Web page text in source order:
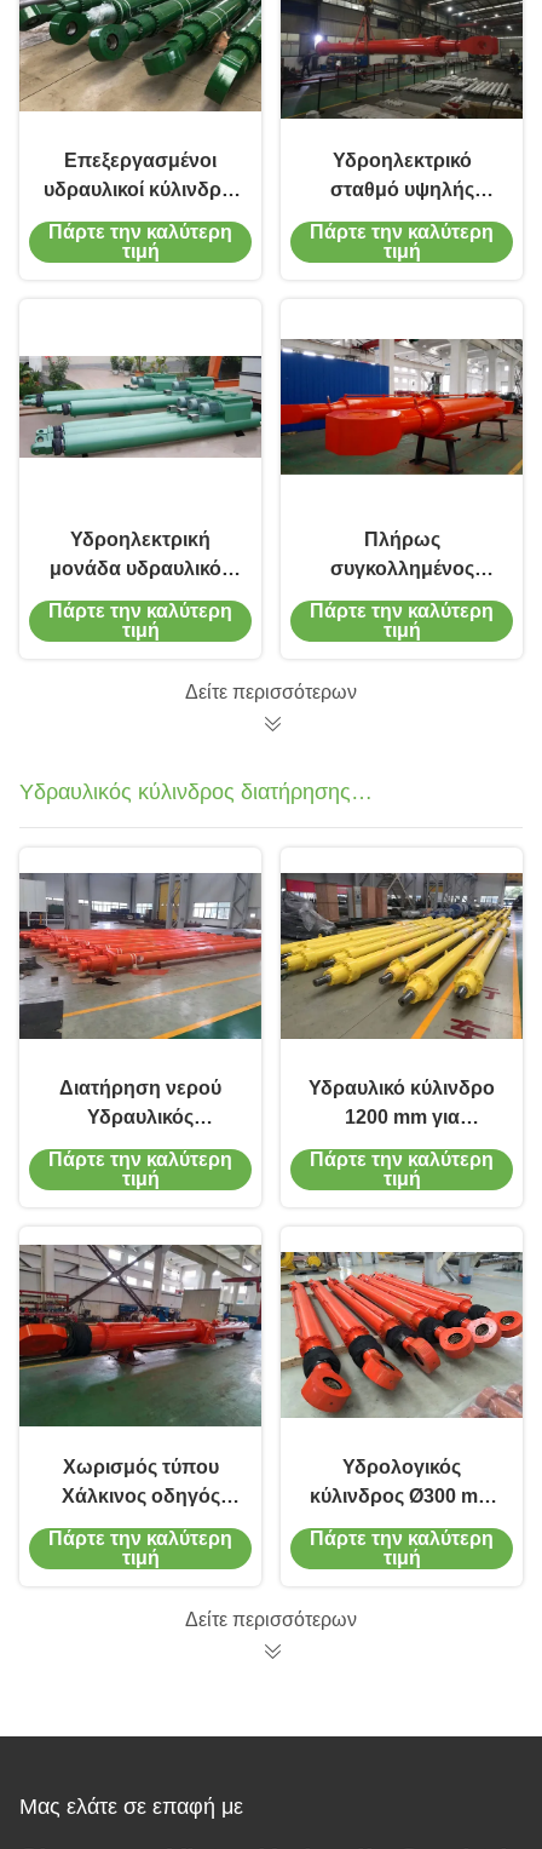
Επεξεργασμένοι
υδραυλικοί κύλινδροι
300 mm χάλυβα
άνθρακα για τον
Πάρτε την καλύτερη
τιμή
Υδροηλεκτρικό
σταθμό υψηλής
αντοχής υδραυλικός
κύλινδρος 200 mm
Πάρτε την καλύτερη
τιμή
Υδροηλεκτρική
μονάδα υδραυλικός
κύλινδρος για
συστήματα ελέγχου
Πάρτε την καλύτερη
τιμή
Πλήρως
συγκολλημένος
υδροηλεκτρικός
υδραυλικός
εργασιακή πίεση 16-
Πάρτε την καλύτερη
τιμή
Δείτε περισσότερων
Υδραυλικός κύλινδρος διατήρησης
νερού
Διατήρηση νερού
Υδραυλικός
κύλινδρος με έμβολο
150T χωρητικότητα
Πάρτε την καλύτερη
τιμή
Υδραυλικό κύλινδρο
1200 mm για
λειτουργία βαλβίδας
καταφραγμού
Πάρτε την καλύτερη
τιμή
Χωρισμός τύπου
Χάλκινος οδηγός
Bush Conservancy
υδραυλικός
προστασία από τη
Πάρτε την καλύτερη
τιμή
Υδρολογικός
κύλινδρος Ø300 mm
για λειτουργίες
βαλβίδας καταπακτή
Πάρτε την καλύτερη
τιμή
Δείτε περισσότερων
Μας ελάτε σε επαφή με